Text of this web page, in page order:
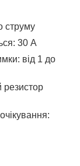
струму
30 А
від 1 до
резистор